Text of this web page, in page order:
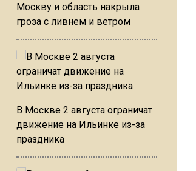
Москву и область накрыла
гроза с ливнем и ветром
В Москве 2 августа ограничат
движение на Ильинке из-за
праздника